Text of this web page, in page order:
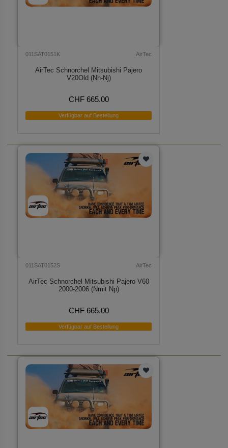
011SAT0151K AirTec
AirTec Schnorchel Mitsubishi Pajero
V20Old (Nh-Nj)
CHF 665.00
Verfügbar auf Bestellung
011SAT0152S AirTec
AirTec Schnorchel Mitsubishi Pajero V60
2000-2006 (Nmit Np)
CHF 665.00
Verfügbar auf Bestellung